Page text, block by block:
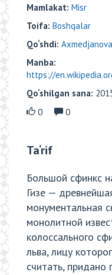
Mamlakat: Misr
Toifa: Boshqalar
Qo‘shdi:
Manba:
https://
Qo‘shilgan sana:
0
0
Ta‘rif
Большой сфинкс
Гизе —
монументальная
монолитной
колоссального
льва, лицу
считать, придано